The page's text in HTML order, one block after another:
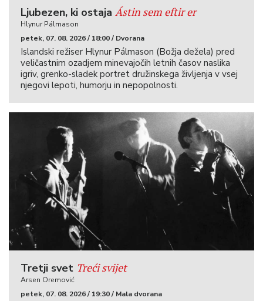
Ljubezen, ki ostaja Ástin sem eftir er
Hlynur Pálmason
petek, 07. 08. 2026 / 18:00 / Dvorana
Islandski režiser Hlynur Pálmason (Božja dežela) pred
veličastnim ozadjem minevajočih letnih časov naslika
igriv, grenko-sladek portret družinskega življenja v vsej
njegovi lepoti, humorju in nepopolnosti.
Tretji svet Treći svijet
Arsen Oremović
petek, 07. 08. 2026 / 19:30 / Mala dvorana